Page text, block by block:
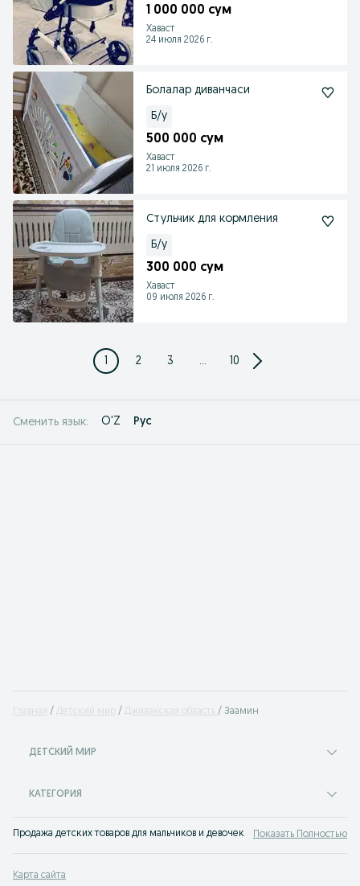
1 000 000 сум
Хаваст
24 июля 2026 г.
Болалар диванчаси
Б/у
500 000 сум
Хаваст
21 июля 2026 г.
Стульчик для кормления
Б/у
300 000 сум
Хаваст
09 июля 2026 г.
1 2 3 ... 10
Сменить язык: O'Z Рус
Главная Детский мир Джизакская область Заамин
ДЕТСКИЙ МИР
КАТЕГОРИЯ
Продажа детских товаров для мальчиков и девочек на доске объявлений
Показать Полностью
Карта сайта